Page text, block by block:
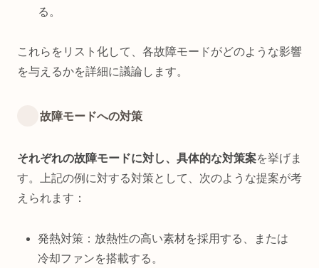
る。
これらをリスト化して、各故障モードがどのような影響
を与えるかを詳細に議論します。
故障モードへの対策
それぞれの故障モードに対し、具体的な対策案を挙げま
す。上記の例に対する対策として、次のような提案が考
えられます：
発熱対策：放熱性の高い素材を採用する、または
冷却ファンを搭載する。